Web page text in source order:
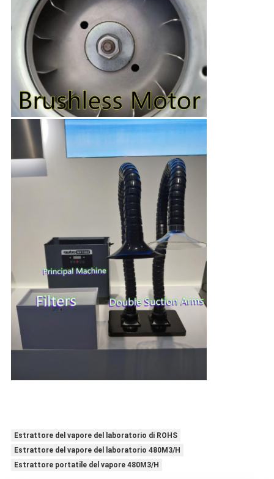
Estrattore del vapore del laboratorio di ROHS
Estrattore del vapore del laboratorio 480M3/H
Estrattore portatile del vapore 480M3/H